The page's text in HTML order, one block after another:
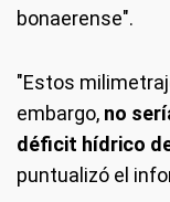
bonaerense".
"Estos
embargo, no
déficit hídrico
puntualizó el